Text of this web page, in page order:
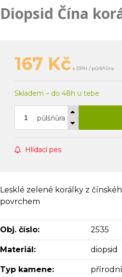
Diopsid Čína
167 Kč s DPH / půlšňůra
Skladem – do 48h u tebe
půlšňůra
Hlídací pes
Lesklé zelené korálky z
povrchem
Obj. číslo: 2535
Materiál: diopsid
Typ kamene: přírodní